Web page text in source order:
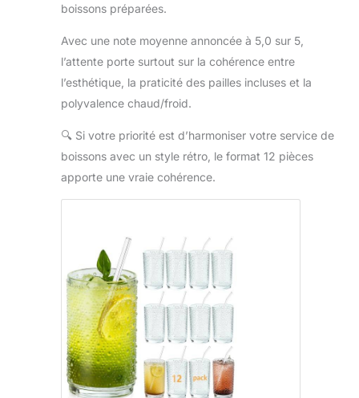
boissons préparées.
Avec une note moyenne annoncée à 5,0 sur 5,
l’attente porte surtout sur la cohérence entre
l’esthétique, la praticité des pailles incluses et la
polyvalence chaud/froid.
🔍 Si votre priorité est d’harmoniser votre service de
boissons avec un style rétro, le format 12 pièces
apporte une vraie cohérence.